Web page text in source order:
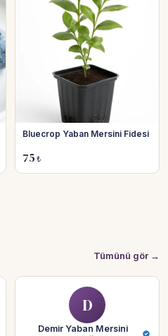
Bluecrop Yaban Mersini Fidesi
75 ₺
Tümünü gör →
D
Demir Yaban Mersini